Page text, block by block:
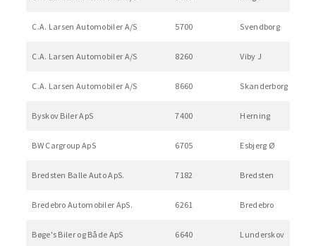
C.A. Larsen Automobiler A/S 5700 Svendborg
C.A. Larsen Automobiler A/S 8260 Viby J
C.A. Larsen Automobiler A/S 8660 Skanderborg
Byskov Biler ApS 7400 Herning
BW Cargroup ApS 6705 Esbjerg Ø
Bredsten Balle Auto ApS. 7182 Bredsten
Bredebro Automobiler ApS. 6261 Bredebro
Bøge's Biler og Både ApS 6640 Lunderskov